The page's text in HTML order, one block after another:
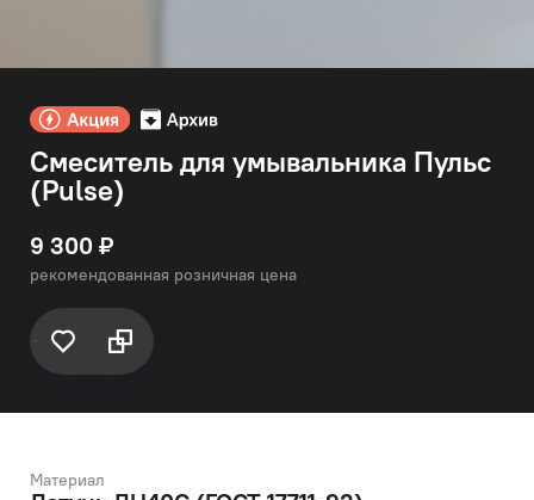
Смеситель для умывальника Пульс
(Pulse)
9 300 ₽
рекомендованная розничная цена
Материал